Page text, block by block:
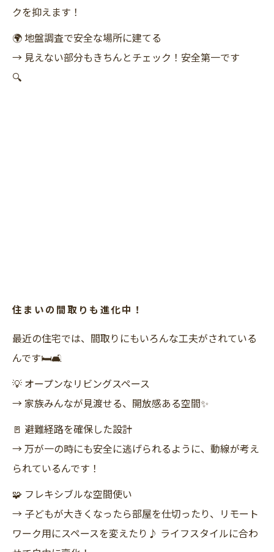
クを抑えます！
🌍 地盤調査で安全な場所に建てる
→ 見えない部分もきちんとチェック！安全第一です
🔍
住まいの間取りも進化中！
最近の住宅では、間取りにもいろんな工夫がされている
んです🛏🛋
💡 オープンなリビングスペース
→ 家族みんなが見渡せる、開放感ある空間✨
🚪 避難経路を確保した設計
→ 万が一の時にも安全に逃げられるように、動線が考え
られているんです！
🧩 フレキシブルな空間使い
→ 子どもが大きくなったら部屋を仕切ったり、リモート
ワーク用にスペースを変えたり♪ ライフスタイルに合わ